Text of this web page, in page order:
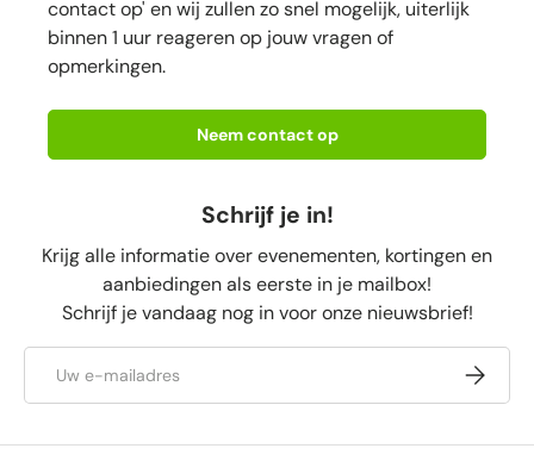
contact op' en wij zullen zo snel mogelijk, uiterlijk
binnen 1 uur reageren op jouw vragen of
opmerkingen.
Neem contact op
Schrijf je in!
Krijg alle informatie over evenementen, kortingen en
aanbiedingen als eerste in je mailbox!
Schrijf je vandaag nog in voor onze nieuwsbrief!